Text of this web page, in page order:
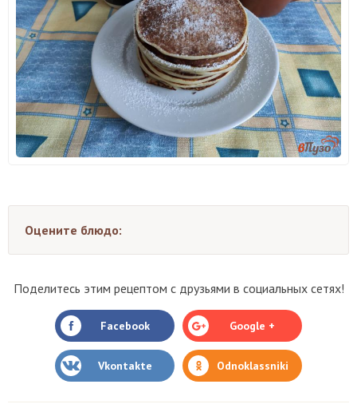
Оцените блюдо:
Поделитесь этим рецептом с друзьями в социальных сетях!
Facebook Google +
Vkontakte Odnoklassniki